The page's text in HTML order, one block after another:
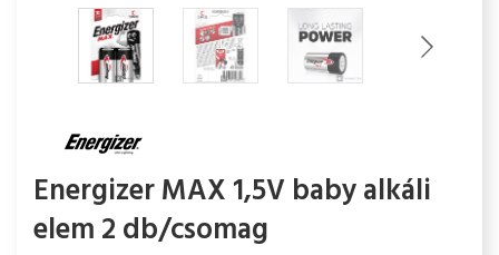
Energizer MAX 1,5V baby alkáli
elem 2 db/csomag